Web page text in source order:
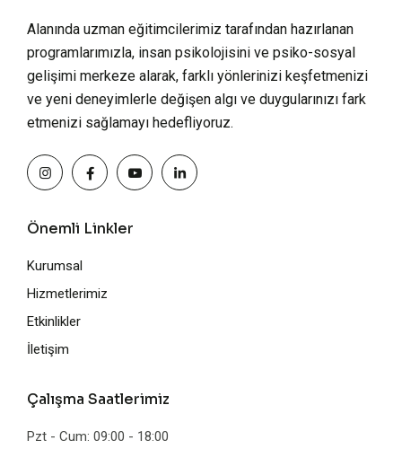
Alanında uzman eğitimcilerimiz tarafından hazırlanan
programlarımızla, insan psikolojisini ve psiko-sosyal
gelişimi merkeze alarak, farklı yönlerinizi keşfetmenizi
ve yeni deneyimlerle değişen algı ve duygularınızı fark
etmenizi sağlamayı hedefliyoruz.
Önemli Linkler
Kurumsal
Hizmetlerimiz
Etkinlikler
İletişim
Çalışma Saatlerimiz
Pzt - Cum: 09:00 - 18:00